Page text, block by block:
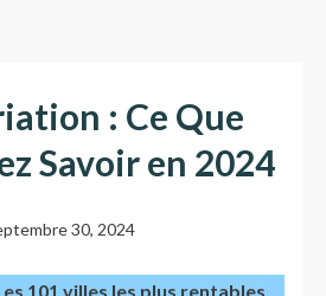
: Ce Que
Savoir en 2024
30, 2024
101 villes les plus rentables